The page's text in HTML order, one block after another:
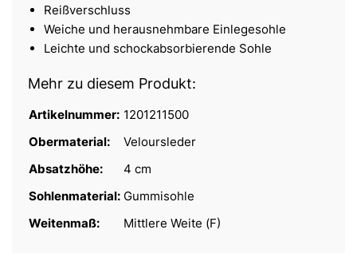
Reißverschluss
Weiche und herausnehmbare Einlegesohle
Leichte und schockabsorbierende Sohle
Mehr zu diesem Produkt:
Artikelnummer: 1201211500
Obermaterial:
Veloursleder
Absatzhöhe:
4 cm
Sohlenmaterial: Gummisohle
Weitenmaß:
Mittlere Weite (F)